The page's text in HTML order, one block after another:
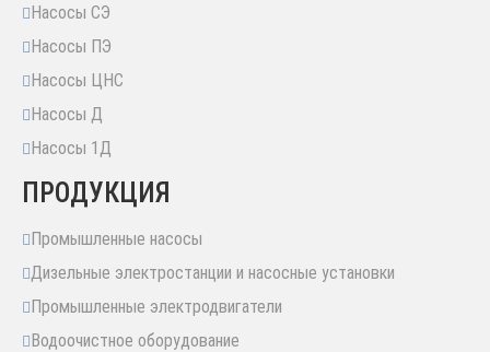
Насосы СЭ
Насосы ПЭ
Насосы ЦНС
Насосы Д
Насосы 1Д
ПРОДУКЦИЯ
Промышленные насосы
Дизельные электростанции и насосные установки
Промышленные электродвигатели
Водоочистное оборудование